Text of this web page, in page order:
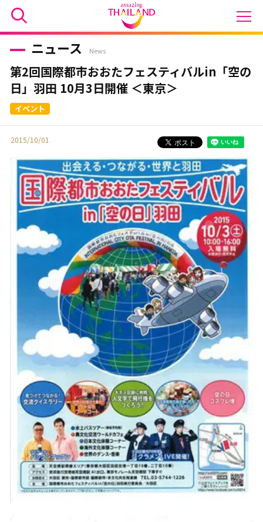
ニュース News
第2回国際都市おおたフェスティバルin「空の
日」羽田 10月3日開催 ＜東京＞
2015/10/01